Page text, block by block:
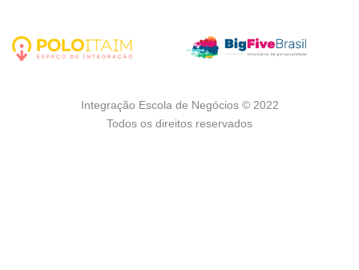
Integração Escola de Negócios © 2022
Todos os direitos reservados